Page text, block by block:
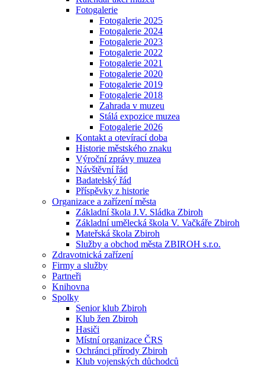
Fotogalerie
Fotogalerie 2025
Fotogalerie 2024
Fotogalerie 2023
Fotogalerie 2022
Fotogalerie 2021
Fotogalerie 2020
Fotogalerie 2019
Fotogalerie 2018
Zahrada v muzeu
Stálá expozice muzea
Fotogalerie 2026
Kontakt a otevírací doba
Historie městského znaku
Výroční zprávy muzea
Návštěvní řád
Badatelský řád
Příspěvky z historie
Organizace a zařízení města
Základní škola J.V. Sládka Zbiroh
Základní umělecká škola V. Vačkáře Zbiroh
Mateřská škola Zbiroh
Služby a obchod města ZBIROH s.r.o.
Zdravotnická zařízení
Firmy a služby
Partneři
Knihovna
Spolky
Senior klub Zbiroh
Klub žen Zbiroh
Hasiči
Místní organizace ČRS
Ochránci přírody Zbiroh
Klub vojenských důchodců